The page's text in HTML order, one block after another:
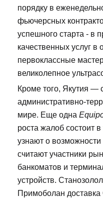
порядку в
фьючерсных
успешного старта - в
качественных услуг в
первоклассные
великолепное
Кроме того, Якутия —
административно-
мире. Еще одна
роста жалоб состоит
узнают о
считают участники
банкоматов и
устройств.
Примоболан